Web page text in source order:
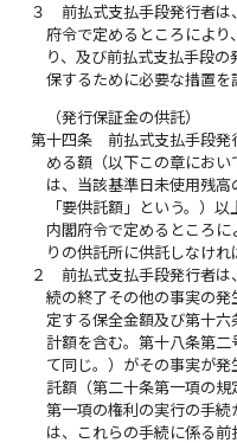
３
前払式支払手段発行者
府令で定めるところによ
り、及び前払式支払手段
保するために必要な措置を
（発行保証金の供託）
第十四条
前払式支払手段
める額（以下この章にお
は、当該基準日未使用残
「要供託額」という。）
内閣府令で定めるところ
りの供託所に供託しなけれ
２
前払式支払手段発行者
続の終了その他の事実の
定する保全金額及び第十
計額を含む。第十八条第
て同じ。）がその事実が
託額（第二十条第一項の
第一項の権利の実行の手
は、これらの手続に係る